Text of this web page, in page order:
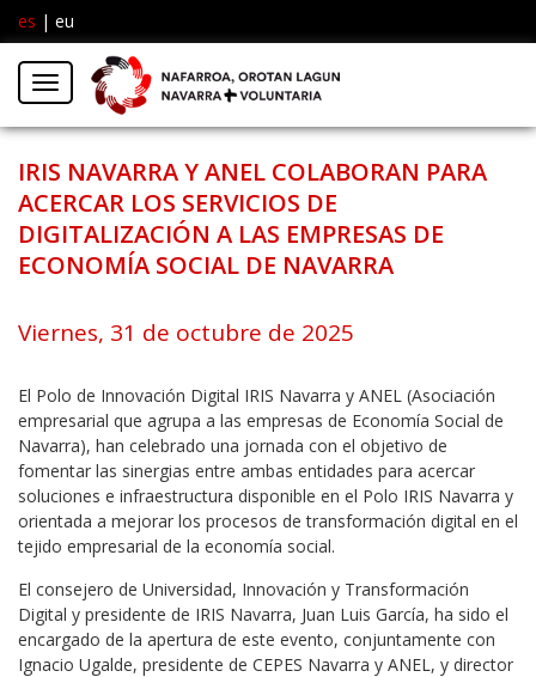
es | eu
Menú
IRIS NAVARRA Y ANEL COLABORAN PARA
ACERCAR LOS SERVICIOS DE
DIGITALIZACIÓN A LAS EMPRESAS DE
ECONOMÍA SOCIAL DE NAVARRA
Viernes, 31 de octubre de 2025
El Polo de Innovación Digital IRIS Navarra y ANEL (Asociación
empresarial que agrupa a las empresas de Economía Social de
Navarra), han celebrado una jornada con el objetivo de
fomentar las sinergias entre ambas entidades para acercar
soluciones e infraestructura disponible en el Polo IRIS Navarra y
orientada a mejorar los procesos de transformación digital en el
tejido empresarial de la economía social.
El consejero de Universidad, Innovación y Transformación
Digital y presidente de IRIS Navarra, Juan Luis García, ha sido el
encargado de la apertura de este evento, conjuntamente con
Ignacio Ugalde, presidente de CEPES Navarra y ANEL, y director